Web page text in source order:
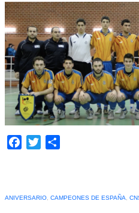
Facebook
Twitter
ANIVERSARIO, CAMPEONES DE ESPAÑA